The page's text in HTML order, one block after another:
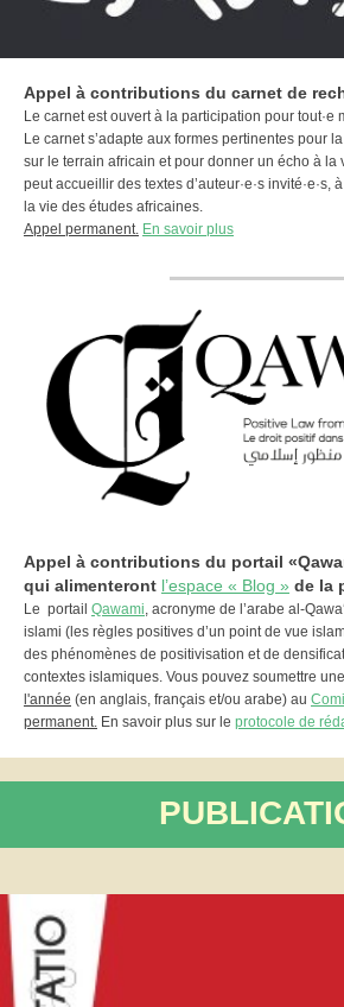
Appel à contributions du carnet de
Le carnet est ouvert à la participation pour tout·e
Le carnet s’adapte aux formes pertinentes pour
sur le terrain africain et pour donner un écho à la
peut accueillir des textes d’auteur·e·s
la vie des études africaines.
Appel permanent. En savoir plus
Appel à contributions du portail
qui alimenteront l’espace « Blog » de la
Le portail Qawami, acronyme de l’arabe al-
islami (les règles positives d’un point de vue
des phénomènes de positivisation et de
contextes islamiques. Vous pouvez soumettre
l'année (en anglais, français et/ou arabe) au
permanent. En savoir plus sur le protocole de